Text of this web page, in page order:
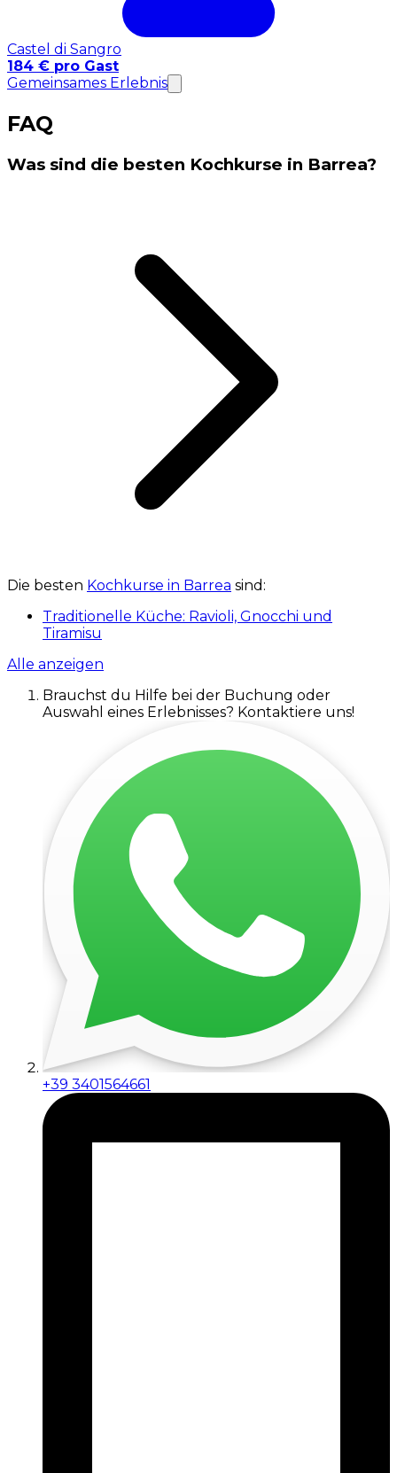
Castel di Sangro
184 € pro Gast
Gemeinsames Erlebnis
FAQ
Was sind die besten Kochkurse in Barrea?
Die besten Kochkurse in Barrea sind:
Traditionelle Küche: Ravioli, Gnocchi und
Tiramisu
Alle anzeigen
Brauchst du Hilfe bei der Buchung oder
Auswahl eines Erlebnisses? Kontaktiere uns!
+39 3401564661